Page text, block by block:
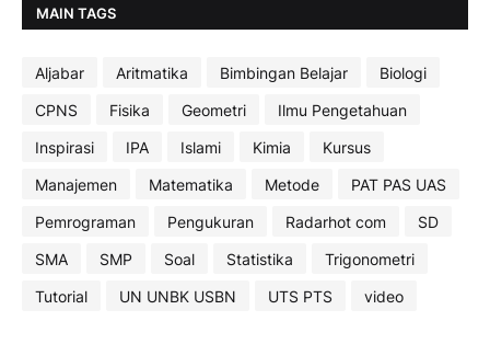
MAIN TAGS
Aljabar Aritmatika Bimbingan Belajar
Biologi
CPNS
Fisika Geometri
Ilmu Pengetahuan
Inspirasi
IPA Islami Kimia
Kursus
Manajemen
Matematika Metode
PAT PAS UAS
Pemrograman
Pengukuran Radarhot com
SD
SMA
SMP Soal Statistika
Trigonometri
Tutorial
UN UNBK USBN UTS PTS video